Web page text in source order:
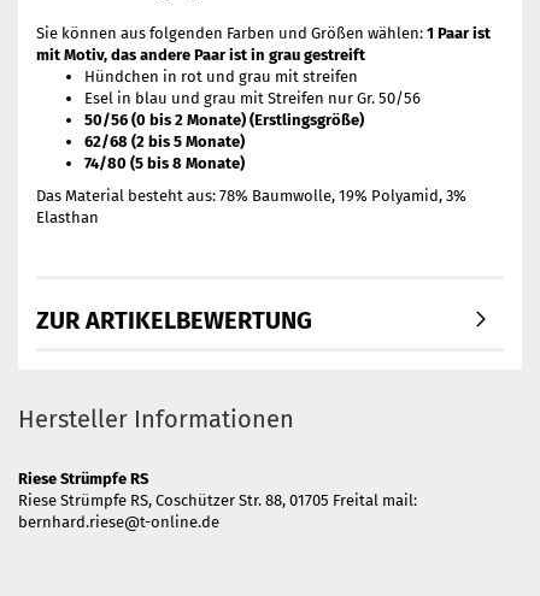
Sie können aus folgenden Farben und Größen wählen: 1 Paar ist
mit Motiv, das andere Paar ist in grau gestreift
Hündchen in rot und grau mit streifen
Esel in blau und grau mit Streifen nur Gr. 50/56
50/56 (0 bis 2 Monate) (Erstlingsgröße)
62/68 (2 bis 5 Monate)
74/80 (5 bis 8 Monate)
Das Material besteht aus: 78% Baumwolle, 19% Polyamid, 3%
Elasthan
ZUR ARTIKELBEWERTUNG
Hersteller Informationen
Riese Strümpfe RS
Riese Strümpfe RS, Coschützer Str. 88, 01705 Freital mail:
bernhard.riese@t-online.de